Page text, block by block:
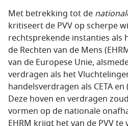
Met betrekking tot de
kritiseert de PVV op scherpe
rechtsprekende instanties als
de Rechten van de Mens
van de Europese Unie,
verdragen als het
handelsverdragen als CETA
Deze hoven en verdragen
vormen op de nationale
EHRM krijgt het van de PVV